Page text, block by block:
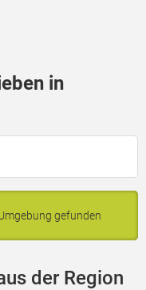
in
gefunden
der Region